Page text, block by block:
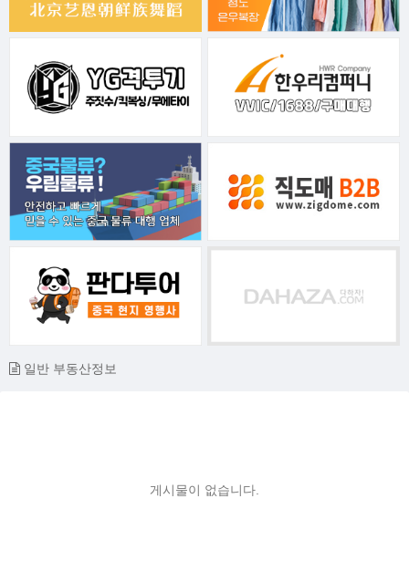
일반 부동산정보
게시물이 없습니다.